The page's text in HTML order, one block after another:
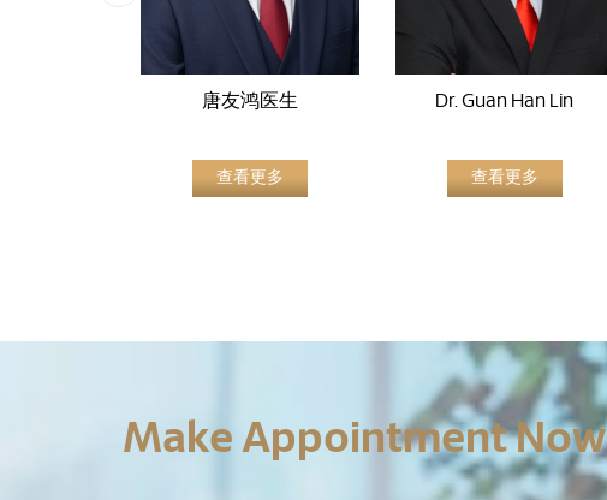
唐友鸿医生
查看更多
Dr. Guan Han Lin
查看更多
Make Appointment Now